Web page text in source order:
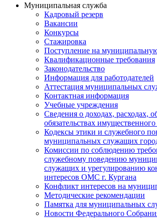
Муниципальная служба
Кадровый резерв
Вакансии
Конкурсы
Стажировка
Поступление на
Квалификационные требования
Законодательство
Информация для работодателей
Аттестация муниципальных
Контактная информация
Учебные учреждения
Сведения о доходах, расходах,
обязательствах имущественного
Кодексы этики и служебного
муниципальных служащих
Комиссии по соблюдению
служебному поведению
служащих и урегулированию
интересов ОМС г. Кургана
Конфликт интересов на
Методические рекомендации
Памятка для муниципальных
Новости Федерального